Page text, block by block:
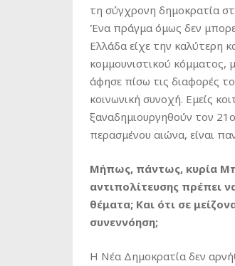
τη σύγχρονη δημοκρατία
Ένα πράγμα όμως δεν
Ελλάδα είχε την καλύτερη
κομμουνιστικού κόμματος,
άφησε πίσω τις διαφορές
κοινωνική συνοχή. Εμείς
ξαναδημιουργηθούν τον
περασμένου αιώνα, είναι
Μήπως, πάντως, κυρία
αντιπολίτευσης πρέπει
θέματα; Και ότι σε
συνεννόηση;
Η Νέα Δημοκρατία δεν